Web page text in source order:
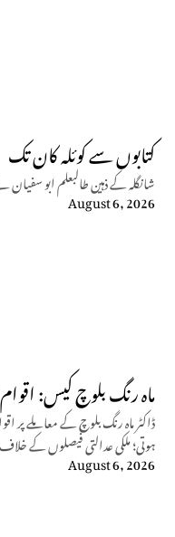
کتابوں سے کوئلہ کان تک
شانگلہ کے ذہین طالبعلم ابو سفیان نے میٹرک میں 865 نمبر لیے مگر غربت نے اسے کوئلہ کان میں مزدوری پر
August 6, 2026
ماہ رنگ بلوچ کیس:
ڈاکٹر ماہ رنگ بلوچ کے معاملے
ہوتی؛ ملکی عدالتی فیصلوں کے
August 6, 2026